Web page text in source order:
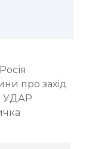
про захід
УДАР